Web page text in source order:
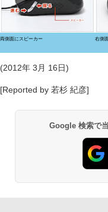
両側面にスピーカー 右側
(2012年 3月 16日)
[Reported by 若杉 紀彦]
Google 検索で